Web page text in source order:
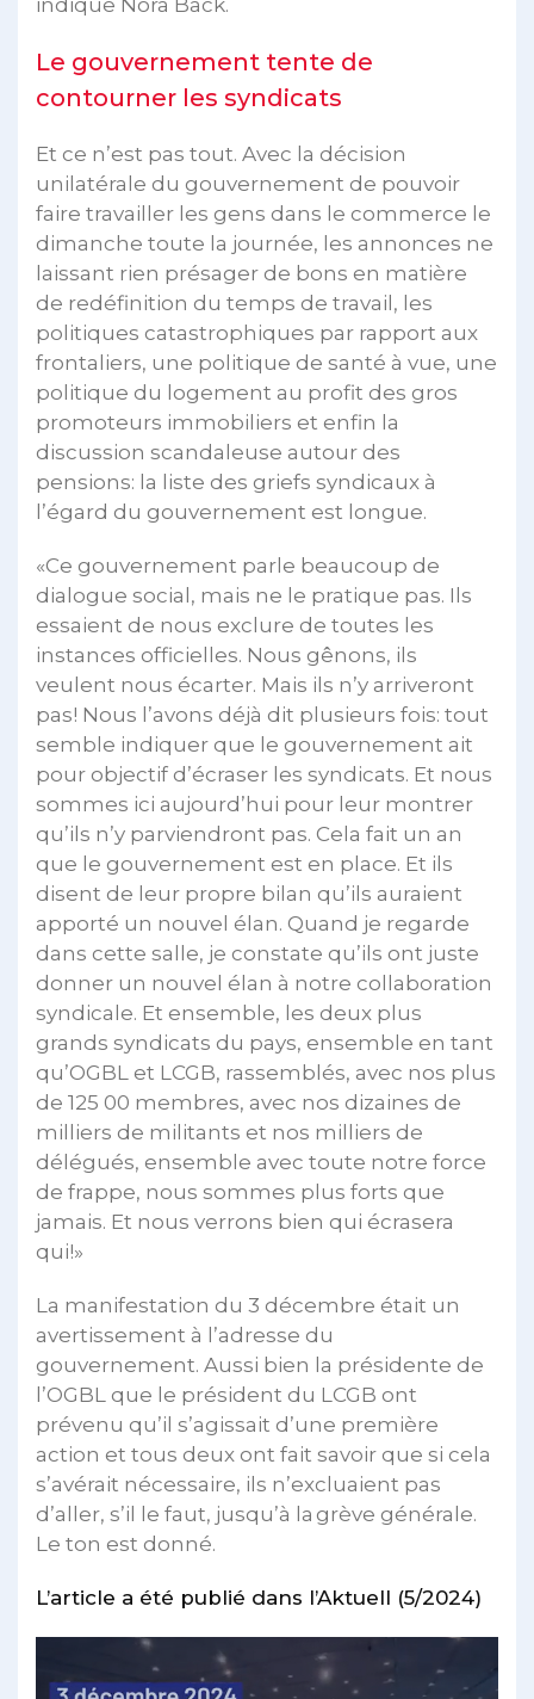
Le gouvernement tente de
contourner les syndicats
Et ce n’est pas tout. Avec la décision
unilatérale du gouvernement de pouvoir
faire travailler les gens dans le commerce le
dimanche toute la journée, les annonces ne
laissant rien présager de bons en matière
de redéfinition du temps de travail, les
politiques catastrophiques par rapport aux
frontaliers, une politique de santé à vue, une
politique du logement au profit des gros
promoteurs immobiliers et enfin la
discussion scandaleuse autour des
pensions: la liste des griefs syndicaux à
l’égard du gouvernement est longue.
«Ce gouvernement parle beaucoup de
dialogue social, mais ne le pratique pas. Ils
essaient de nous exclure de toutes les
instances officielles. Nous gênons, ils
veulent nous écarter. Mais ils n’y arriveront
pas! Nous l’avons déjà dit plusieurs fois: tout
semble indiquer que le gouvernement ait
pour objectif d’écraser les syndicats. Et nous
sommes ici aujourd’hui pour leur montrer
qu’ils n’y parviendront pas. Cela fait un an
que le gouvernement est en place. Et ils
disent de leur propre bilan qu’ils auraient
apporté un nouvel élan. Quand je regarde
dans cette salle, je constate qu’ils ont juste
donner un nouvel élan à notre collaboration
syndicale. Et ensemble, les deux plus
grands syndicats du pays, ensemble en tant
qu’OGBL et LCGB, rassemblés, avec nos plus
de 125 00 membres, avec nos dizaines de
milliers de militants et nos milliers de
délégués, ensemble avec toute notre force
de frappe, nous sommes plus forts que
jamais. Et nous verrons bien qui écrasera
qui!»
La manifestation du 3 décembre était un
avertissement à l’adresse du
gouvernement. Aussi bien la présidente de
l’OGBL que le président du LCGB ont
prévenu qu’il s’agissait d’une première
action et tous deux ont fait savoir que si cela
s’avérait nécessaire, ils n’excluaient pas
d’aller, s’il le faut, jusqu’à la grève générale.
Le ton est donné.
L’article a été publié dans l’Aktuell (5/2024)